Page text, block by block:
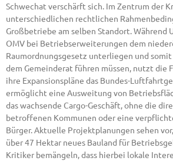
Schwechat verschärft sich. Im Zentrum der
unterschiedlichen rechtlichen
Großbetriebe am selben Standort. Während
OMV bei Betriebserweiterungen dem
Raumordnungsgesetz unterliegen und
dem Gemeinderat führen müssen, nutzt die
ihre Expansionspläne das Bundes-
ermöglicht eine Ausweitung von
das wachsende Cargo-Geschäft, ohne die
betroffenen Kommunen oder eine
Bürger. Aktuelle Projektplanungen sehen
über 47 Hektar neues Bauland für
Kritiker bemängeln, dass hierbei lokale